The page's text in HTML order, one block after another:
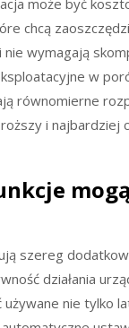
chcą
wymagają
w
równomierne
i najbardziej
szereg
działania
nie tylko